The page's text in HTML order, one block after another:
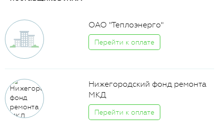
ОАО "Теплоэнерго"
Перейти к оплате
Нижегородский фонд ремонта
МКД
Перейти к оплате